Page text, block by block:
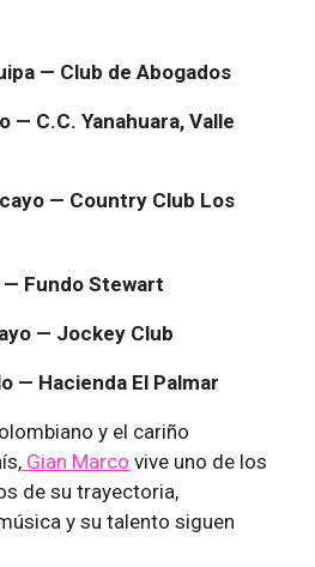
— Club de Abogados
— C.C. Yanahuara, Valle
— Country Club Los
Fundo Stewart
— Jockey Club
— Hacienda El Palmar
y el cariño
Gian Marco vive uno de los
de su trayectoria,
y su talento siguen